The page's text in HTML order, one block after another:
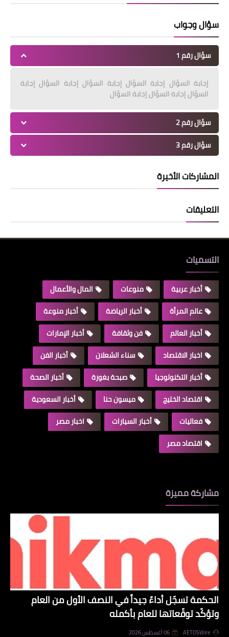
سؤال وجواب
سؤال رقم 1
إجابة السؤال إجابة السؤال إجابة السؤال إجابة السؤال إجابة
السؤال إجابة السؤال إجابة السؤال
سؤال رقم 2
سؤال رقم 3
المشاركات الأخيرة
التعليقات
التسميات
أخبار عربية منوعات
المال والأعمال
عالم المرأة
أخبار الرياضة
أخبار منوعة
أخبار العالم
فن وثقافة
أخبار الإمارات
اخبار الاقتصاد
سناء الشعلان
أخبار الفن
أخبار التكنولوجيا
صبحة بغورة
أخبار الصحة
اقتصاد الخليج
ميسون حنا
أخبار السعودية
فعاليات
أخبار السيارات
اخبار مصر
اقتصاد مصر
مشاركة مميزة
الحكمة تسجّل أداءً جيداً في النصف الأول من العام
وتؤكّد توقّعاتها للعام بأكمله
AETOSWire 06 أغسطس 2026